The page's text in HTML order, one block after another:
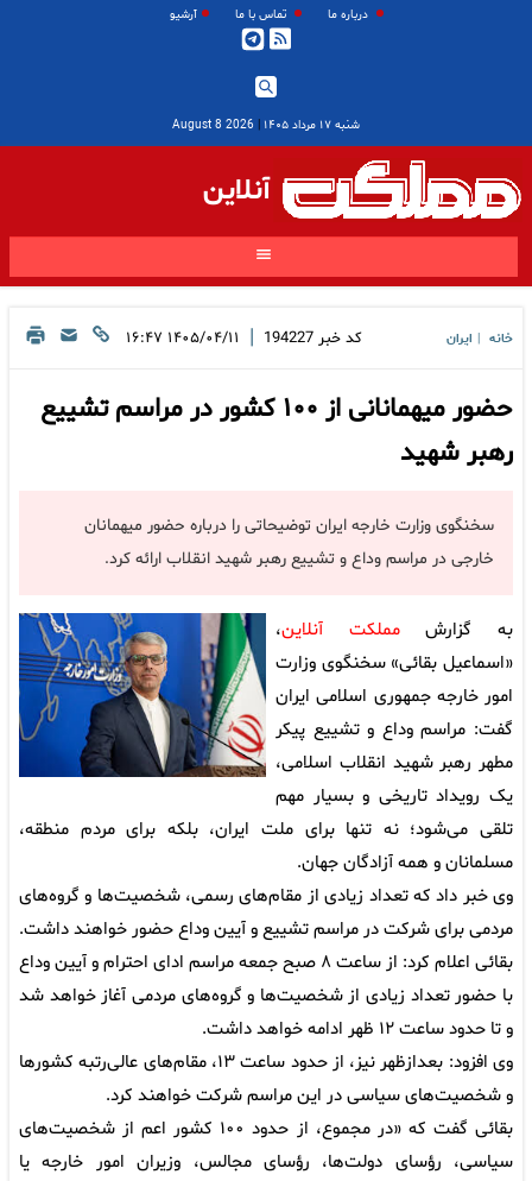
درباره ما تماس با ما آرشیو
شنبه ۱۷ مرداد ۱۴۰۵ |
2026 August 8
آنلاین
خانه ایران کد خبر 194227
| ۱۴۰۵/۰۴/۱۱ ۱۶:۴۷
حضور میهمانانی از ۱۰۰ کشور در مراسم تشییع
رهبر شهید
سخنگوی وزارت خارجه ایران توضیحاتی را درباره حضور میهمانان
خارجی در مراسم وداع و تشییع رهبر شهید انقلاب ارائه کرد.
به گزارشمملکت آنلاین،
«اسماعیل بقائی» سخنگوی وزارت
امور خارجه جمهوری اسلامی ایران
گفت: مراسم وداع و تشییع پیکر
مطهر رهبر شهید انقلاب اسلامی،
یک رویداد تاریخی و بسیار مهم
تلقی می‌شود؛ نه تنها برای ملت ایران، بلکه برای مردم منطقه،
مسلمانان و همه آزادگان جهان.
وی خبر داد که تعداد زیادی از مقام‌های رسمی، شخصیت‌ها و گروه‌های
مردمی برای شرکت در مراسم تشییع و آیین وداع حضور خواهند داشت.
بقائی اعلام کرد: از ساعت ۸ صبح جمعه مراسم ادای احترام و آیین وداع
با حضور تعداد زیادی از شخصیت‌ها و گروه‌های مردمی آغاز خواهد شد
و تا حدود ساعت ۱۲ ظهر ادامه خواهد داشت.
وی افزود: بعدازظهر نیز، از حدود ساعت ۱۳، مقام‌های عالی‌رتبه کشورها
و شخصیت‌های سیاسی در این مراسم شرکت خواهند کرد.
بقائی گفت که «در مجموع، از حدود ۱۰۰ کشور اعم از شخصیت‌های
سیاسی، رؤسای دولت‌ها، رؤسای مجالس، وزیران امور خارجه یا